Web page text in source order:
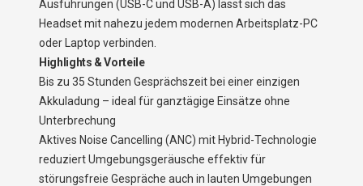
Ausführungen (USB-C und USB-A) lässt sich das
Headset mit nahezu jedem modernen Arbeitsplatz-PC
oder Laptop verbinden.
Highlights & Vorteile
Bis zu 35 Stunden Gesprächszeit bei einer einzigen
Akkuladung – ideal für ganztägige Einsätze ohne
Unterbrechung
Aktives Noise Cancelling (ANC) mit Hybrid-Technologie
reduziert Umgebungsgeräusche effektiv für
störungsfreie Gespräche auch in lauten Umgebungen